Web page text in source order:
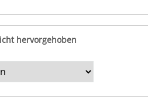
hervorgehoben